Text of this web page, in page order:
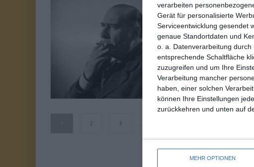
verarbeiten
Gerät für personalisierte
Serviceentwicklung gesendet
genaue Standortdaten und
o. a. Datenverarbeitung
entsprechende Schaltfläche
zuzugreifen und um Ihre
Verarbeitung mancher
haben, einer solchen
können Ihre Einstellungen
zurückkehren und unten auf
MEHR OPTIONEN
7
VON 10
Markus Solty
0
Auf
italienischen
2 3 …